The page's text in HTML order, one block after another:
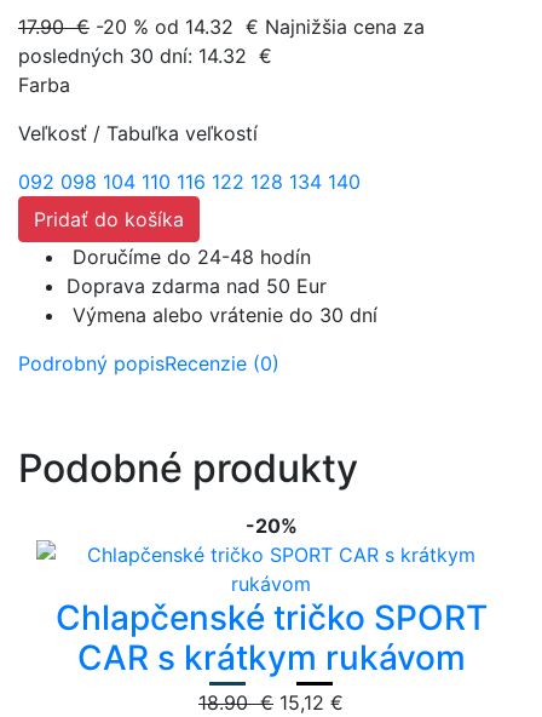
17.90 € -20 % od 14.32 € Najnižšia cena za
posledných 30 dní: 14.32 €
Farba
Veľkosť / Tabuľka veľkostí
092 098 104 110 116 122 128 134 140
Pridať do košíka
Doručíme do 24-48 hodín
Doprava zdarma nad 50 Eur
Výmena alebo vrátenie do 30 dní
Podrobný popisRecenzie (0)
Podobné produkty
-20%
Chlapčenské tričko SPORT
CAR s krátkym rukávom
18.90 € 15,12 €